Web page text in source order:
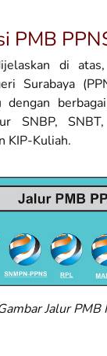
PMB
di
Surabaya
dengan
SNBP,
KIP-Kuliah.
Jalur PMB